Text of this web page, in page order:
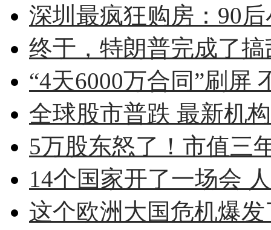
深圳最疯狂购房：90
终于，特朗普完成了
“4天6000万合同”刷屏
全球股市普跌 最新机
5万股东怒了！市值三
14个国家开了一场会
这个欧洲大国危机爆